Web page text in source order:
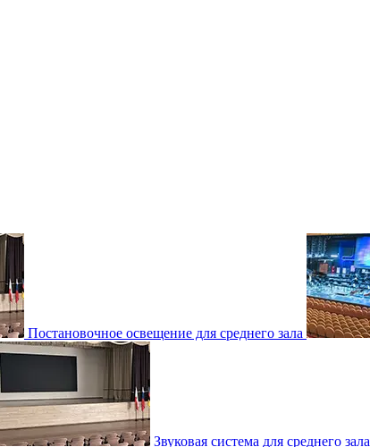
Постановочное освещение для среднего зала
Звуковая система для среднего зала